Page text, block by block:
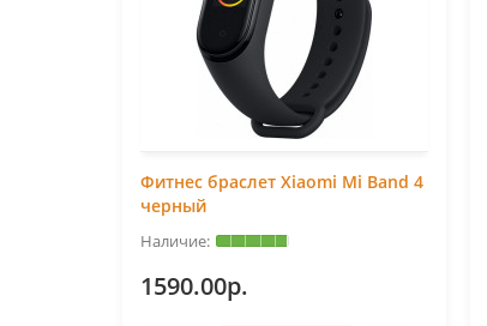
Фитнес браслет Xiaomi Mi Band 4
черный
1590.00р.